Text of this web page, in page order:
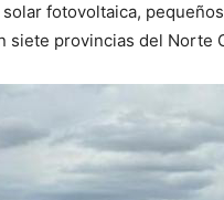
fotovoltaica,
siete provincias del Norte